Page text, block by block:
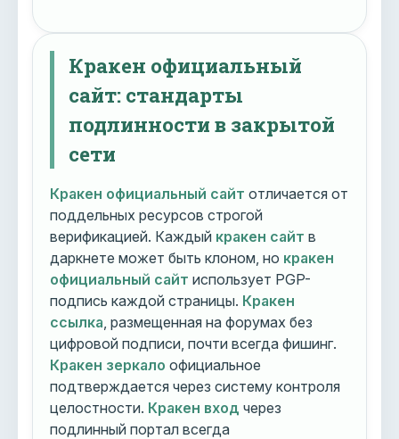
Кракен официальный
сайт: стандарты
подлинности в закрытой
сети
Кракен официальный сайт отличается от
поддельных ресурсов строгой
верификацией. Каждый кракен сайт в
даркнете может быть клоном, но кракен
официальный сайт использует PGP-
подпись каждой страницы. Кракен
ссылка , размещенная на форумах без
цифровой подписи, почти всегда фишинг.
Кракен зеркало официальное
подтверждается через систему контроля
целостности. Кракен вход через
подлинный портал всегда